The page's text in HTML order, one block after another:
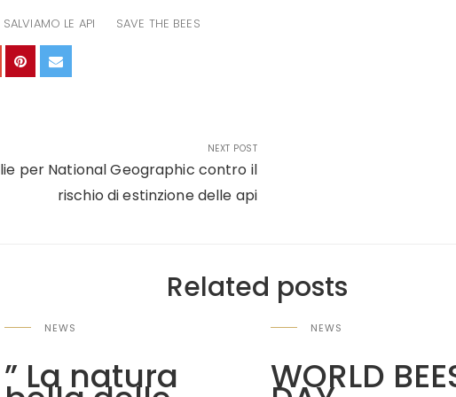
SALVIAMO LE API SAVE THE BEES
NEXT POST
per National Geographic contro il
rischio di estinzione delle api
Related posts
NEWS
” La natura
NEWS
WORLD